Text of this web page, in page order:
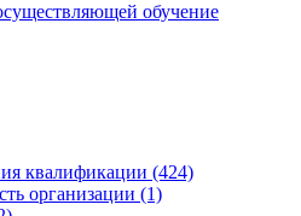
обучение
квалификации (424)
организации (1)